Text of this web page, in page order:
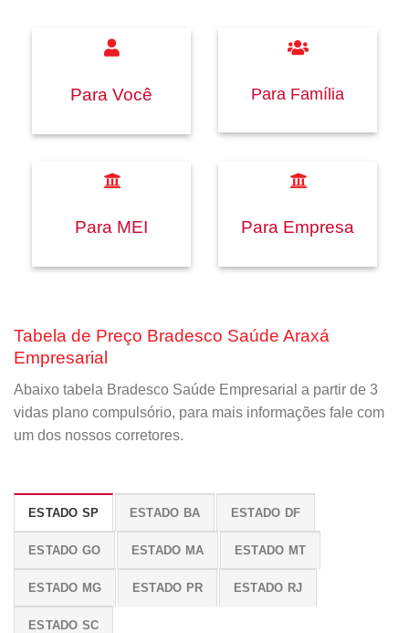
Para Você Para Família
Para MEI Para Empresa
Tabela de Preço Bradesco Saúde Araxá
Empresarial
Abaixo tabela Bradesco Saúde Empresarial a partir de 3
vidas plano compulsório, para mais informações fale com
um dos nossos corretores.
ESTADO SP ESTADO BA ESTADO DF
ESTADO GO ESTADO MA ESTADO MT
ESTADO MG ESTADO PR ESTADO RJ
ESTADO SC